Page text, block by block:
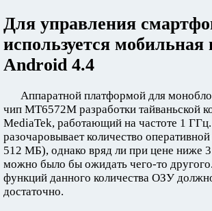
Для управления
используется
Android 4.4
Аппаратной платформой для
чип MT6572M разработки тайваньской
MediaTek, работающий на частоте 1
разочаровывает количество
512 МБ), однако вряд ли при цене ниже
можно было бы ожидать чего-то
функций данного количества ОЗУ
достаточно.